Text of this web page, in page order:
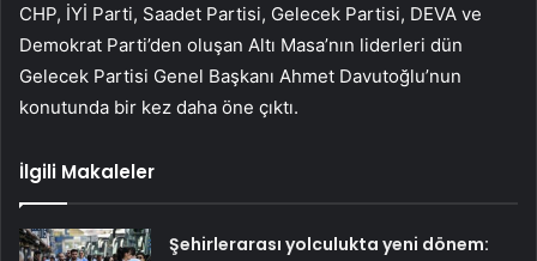
CHP, İYİ Parti, Saadet Partisi, Gelecek Partisi, DEVA ve
Demokrat Parti’den oluşan Altı Masa’nın liderleri dün
Gelecek Partisi Genel Başkanı Ahmet Davutoğlu’nun
konutunda bir kez daha öne çıktı.
İlgili Makaleler
Şehirlerarası yolculukta yeni dönem: